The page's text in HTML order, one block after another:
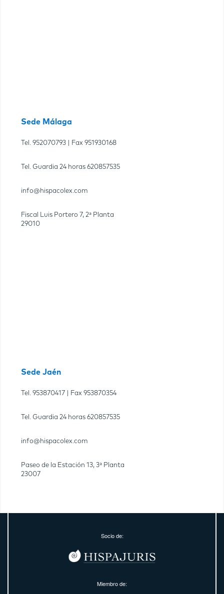
Sede Málaga
Tel. 952070793 | Fax 951930168
Tel. Guardia 24 horas 620857535
info@hispacolex.com
Fiscal Luis Portero 7, 2ª Planta
29010
Sede Jaén
Tel. 953870417 | Fax 953870354
Tel. Guardia 24 horas 620857535
info@hispacolex.com
Paseo de la Estación 13, 3ª Planta
23007
Socio de:
Miembro de: